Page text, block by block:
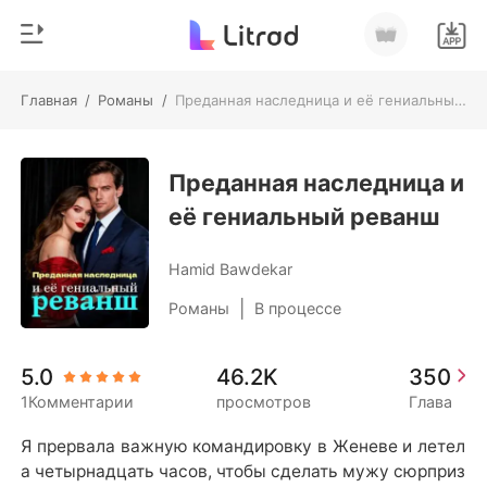
Главная / Романы / Преданная наследница и её гениальный реванш
0
Пополнить
История чтения
Выйти
Скачать приложение
Соврем
Оборотни
Романы
Миллиард
Преданная наследница и
её гениальный реванш
Hamid Bawdekar
Романы В процессе
5.0
1Комментарии
46.2K
просмотров
350
Глава
Я прервала важную командировку в Женеве и летел
а четырнадцать часов, чтобы сделать мужу сюрприз